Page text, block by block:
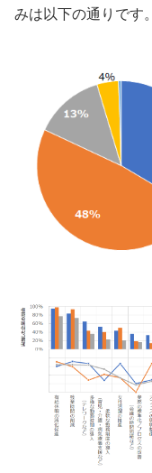
みは以下の通りです。